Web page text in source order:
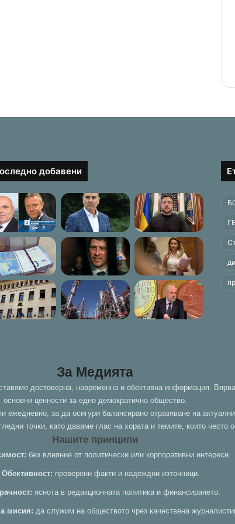
добавени
За Медията
достоверна, навременна и обективна информация.
основни ценности за едно демократично общество.
ежедневно, за да осигури балансирано отразяване на
точки, като даваме глас на хората и темите, които често
Нашите принципи
без влияние от политически или корпоративни интереси.
Обективност: проверени факти и надеждни източници.
яснота в редакционната политика и финансирането.
мисия: да служим на обществото чрез качествена